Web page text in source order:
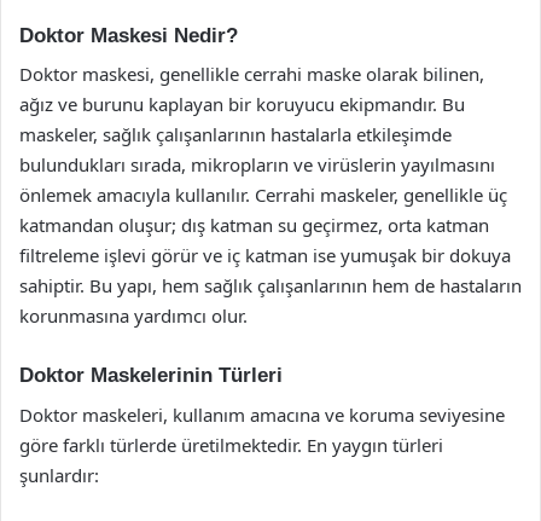
Doktor Maskesi Nedir?
Doktor maskesi, genellikle cerrahi maske olarak bilinen,
ağız ve burunu kaplayan bir koruyucu ekipmandır. Bu
maskeler, sağlık çalışanlarının hastalarla etkileşimde
bulundukları sırada, mikropların ve virüslerin yayılmasını
önlemek amacıyla kullanılır. Cerrahi maskeler, genellikle üç
katmandan oluşur; dış katman su geçirmez, orta katman
filtreleme işlevi görür ve iç katman ise yumuşak bir dokuya
sahiptir. Bu yapı, hem sağlık çalışanlarının hem de hastaların
korunmasına yardımcı olur.
Doktor Maskelerinin Türleri
Doktor maskeleri, kullanım amacına ve koruma seviyesine
göre farklı türlerde üretilmektedir. En yaygın türleri
şunlardır: